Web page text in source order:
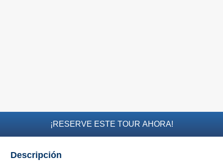
Granada
¡RESERVE ESTE TOUR AHORA!
Descripción